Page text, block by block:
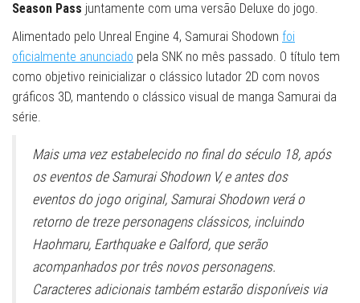
Season Pass juntamente com uma versão Deluxe do jogo.
Alimentado pelo Unreal Engine 4, Samurai Shodown foi
oficialmente anunciado pela SNK no mês passado. O título tem
como objetivo reinicializar o clássico lutador 2D com novos
gráficos 3D, mantendo o clássico visual de manga Samurai da
série.
Mais uma vez estabelecido no final do século 18, após
os eventos de Samurai Shodown V, e antes dos
eventos do jogo original, Samurai Shodown verá o
retorno de treze personagens clássicos, incluindo
Haohmaru, Earthquake e Galford, que serão
acompanhados por três novos personagens.
Caracteres adicionais também estarão disponíveis via